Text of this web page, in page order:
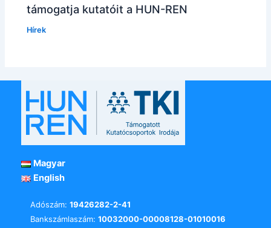
támogatja kutatóit a HUN-REN
Hírek
Magyar
English
Adószám: 19426282-2-41
Bankszámlaszám: 10032000-00008128-01010016